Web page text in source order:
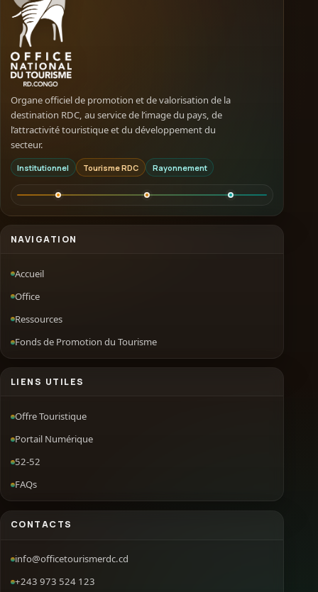
Organe officiel de promotion et de valorisation de la
destination RDC, au service de l’image du pays, de
l’attractivité touristique et du développement du
secteur.
Institutionnel Tourisme RDC Rayonnement
NAVIGATION
Accueil
Office
Ressources
Fonds de Promotion du Tourisme
LIENS UTILES
Offre Touristique
Portail Numérique
52-52
FAQs
CONTACTS
info@officetourismerdc.cd
+243 973 524 123